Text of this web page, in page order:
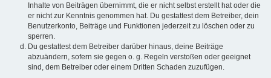
Inhalte von Beiträgen übernimmt, die er nicht selbst erstellt hat oder die
er nicht zur Kenntnis genommen hat. Du gestattest dem Betreiber, dein
Benutzerkonto, Beiträge und Funktionen jederzeit zu löschen oder zu
sperren.
Du gestattest dem Betreiber darüber hinaus, deine Beiträge
abzuändern, sofern sie gegen o. g. Regeln verstoßen oder geeignet
sind, dem Betreiber oder einem Dritten Schaden zuzufügen.